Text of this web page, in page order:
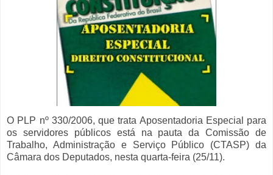
O PLP nº 330/2006, que trata Aposentadoria Especial para
os servidores públicos está na pauta da Comissão de
Trabalho, Administração e Serviço Público (CTASP) da
Câmara dos Deputados, nesta quarta-feira (25/11).